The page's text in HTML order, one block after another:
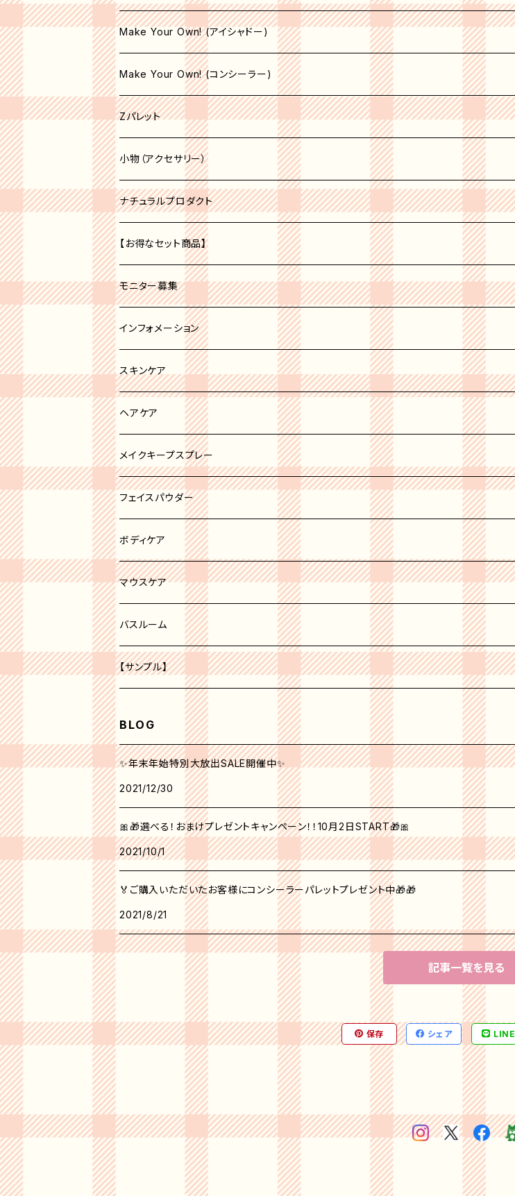
エリートブラシ
リップブラシ
収納空パレット
マット
シマー
サテン
Make Your Own! (アイシャドー)
サテン
オペーク
シア―
セミオペーク
シマー
シア―
オペーク
マット
シア―
オペーク
収納空パレット
ベージュ系
ホワイト系
ブラック系
グレー系
ブルー系
ブラウン系
ピンク系
イエロー系
レッド系
オレンジ系
パープル系
クリエイティブ ミー No.1
シンクピンクパレット
フォールフェスティバル
ウィンターベリーパレット
Make Your Own! (コンシーラー)
収納空パレット
Zパレット
パレット
アクセサリー
小物（アクセサリー）
コスメオーガナイザー
収納空パレット
ブラシカバー
その他
ナチュラルプロダクト
【お得なセット商品】
モニター募集
インフォメーション
スキンケア
リップトリートメント
ボディケア
ニキビケア
洗顔
化粧水
美容液
ピーリング
クリーム
角質ケア
日焼け止め
マスク
ヘアケア
ヘアオイル
メイクキープスプレー
フェイスパウダー
ハイライト
ボディケア
ボディークリーム
マウスケア
歯磨き粉
バスルーム
トイレ
【サンプル】
BLOG
✨年末年始特別大放出SALE開催中✨
2021/12/30
🎀🎁選べる！おまけプレゼントキャンペーン！！10月2日START🎁🎀
2021/10/1
🏅ご購入いただいたお客様にコンシーラーパレットプレゼント中🎁🎁
2021/8/21
記事一覧を見る
保存 シェア LINE